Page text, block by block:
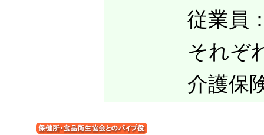
従業員：
それぞれの
介護保険料